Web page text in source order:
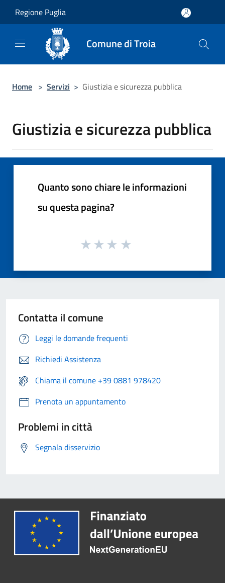
Regione Puglia
Comune di Troia
Home > Servizi > Giustizia e sicurezza pubblica
Giustizia e sicurezza pubblica
Quanto sono chiare le informazioni
su questa pagina?
Contatta il comune
Leggi le domande frequenti
Richiedi Assistenza
Chiama il comune +39 0881 978420
Prenota un appuntamento
Problemi in città
Segnala disservizio